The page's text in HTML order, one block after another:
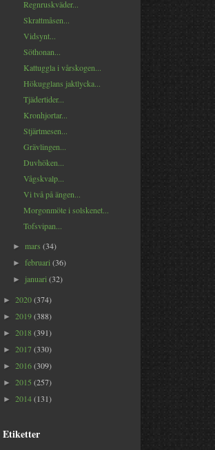
Regnruskväder...
Skrattmåsen...
Vidsynt...
Söthonan...
Kattuggla i vårskogen...
Hökugglans jaktlycka...
Tjädertider...
Kronhjortar...
Stjärtmesen...
Grävlingen...
Duvhöken...
Vågskvalp...
Vi två på ängen...
Morgonmöte i solskenet...
Tofsvipan...
►mars(34)
►februari(36)
► januari(32)
► 2020(374)
► 2019(388)
► 2018 (391)
► 2017(330)
► 2016(309)
► 2015 (257)
► 2014(131)
Etiketter